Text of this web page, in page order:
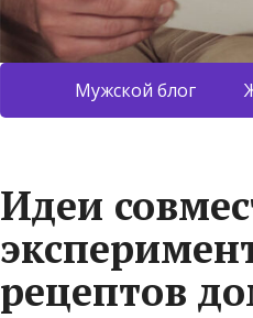
Мужской блог
Идеи
рецептов